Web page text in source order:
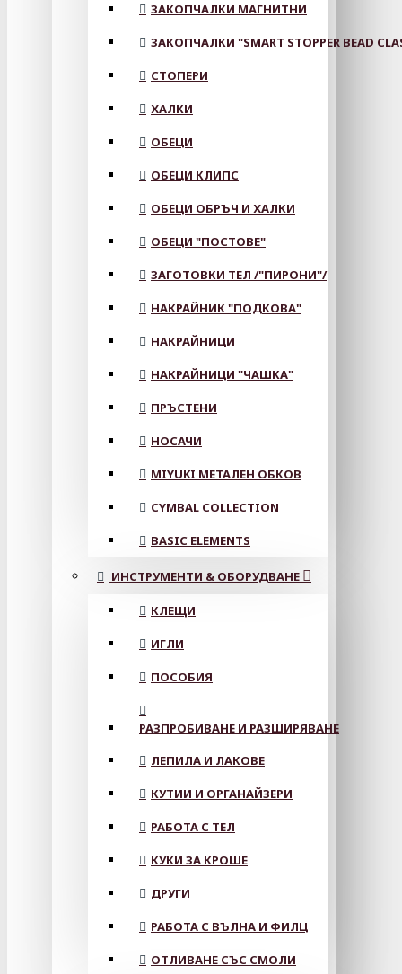
ЗАКОПЧАЛКИ МАГНИТНИ
ЗАКОПЧАЛКИ "SMART STOPPER BEAD
СТОПЕРИ
ХАЛКИ
ОБЕЦИ
ОБЕЦИ КЛИПС
ОБЕЦИ ОБРЪЧ И ХАЛКИ
ОБЕЦИ "ПОСТОВЕ"
ЗАГОТОВКИ ТЕЛ /"ПИРОНИ"/
НАКРАЙНИК "ПОДКОВА"
НАКРАЙНИЦИ
НАКРАЙНИЦИ "ЧАШКА"
ПРЪСТЕНИ
НОСАЧИ
MIYUKI МЕТАЛЕН ОБКОВ
CYMBAL COLLECTION
BASIC ELEMENTS
ИНСТРУМЕНТИ & ОБОРУДВАНЕ
КЛЕЩИ
ИГЛИ
ПОСОБИЯ
РАЗПРОБИВАНЕ И РАЗШИРЯВАНЕ
ЛЕПИЛА И ЛАКОВЕ
КУТИИ И ОРГАНАЙЗЕРИ
РАБОТА С ТЕЛ
КУКИ ЗА КРОШЕ
ДРУГИ
РАБОТА С ВЪЛНА И ФИЛЦ
ОТЛИВАНЕ СЪС СМОЛИ